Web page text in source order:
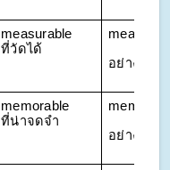
measurable
ที่วัดได้
อย่างวัดได้
memorable
ที่น่าจดจำ
อย่างน่าจ